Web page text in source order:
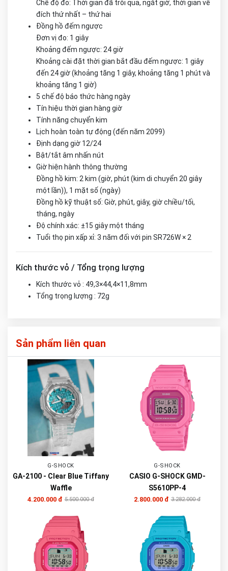
Chế độ đo: Thời gian đã trôi qua, ngắt giờ, thời gian về
đích thứ nhất – thứ hai
Đồng hồ đếm ngược
Đơn vị đo: 1 giây
Khoảng đếm ngược: 24 giờ
Khoảng cài đặt thời gian bắt đầu đếm ngược: 1 giây
đến 24 giờ (khoảng tăng 1 giây, khoảng tăng 1 phút và
khoảng tăng 1 giờ)
5 chế độ báo thức hàng ngày
Tín hiệu thời gian hàng giờ
Tính năng chuyển kim
Lịch hoàn toàn tự động (đến năm 2099)
Định dạng giờ 12/24
Bật/tắt âm nhấn nút
Giờ hiện hành thông thường
Đồng hồ kim: 2 kim (giờ, phút (kim di chuyển 20 giây
một lần)), 1 mặt số (ngày)
Đồng hồ kỹ thuật số: Giờ, phút, giây, giờ chiều/tối,
tháng, ngày
Độ chính xác: ±15 giây một tháng
Tuổi thọ pin xấp xỉ: 3 năm đối với pin SR726W × 2
Kích thước vỏ / Tổng trọng lượng
Kích thước vỏ : 49,3×44,4×11,8mm
Tổng trọng lượng : 72g
Sản phẩm liên quan
G-SHOCK
GA-2100 - Clear Blue Tiffany
Waffle
4.200.000 đ 5.500.000 đ
G-SHOCK
CASIO G-SHOCK GMD-
S5610PP-4
2.800.000 đ 3.282.000 đ